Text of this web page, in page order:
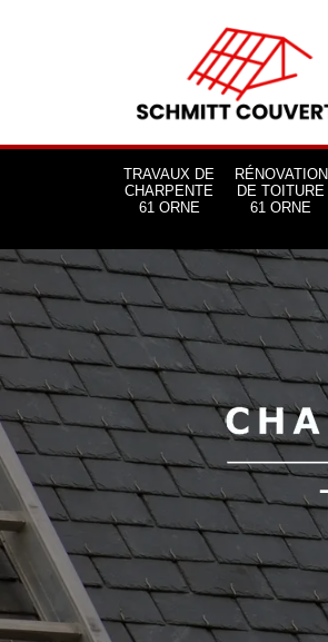
TRAVAUX DE
CHARPENTE
61 ORNE
RÉNOVATION
DE TOITURE
61 ORNE